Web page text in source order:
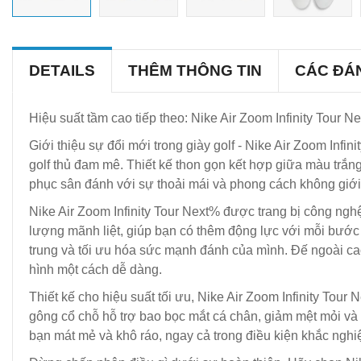
DETAILS THÊM THÔNG TIN CÁC
Hiệu suất tầm cao tiếp theo: Nike Air Zoom Infinity Tour
Giới thiệu sự đổi mới trong giày golf - Nike Air Zoom
golf thủ đam mê. Thiết kế thon gọn kết hợp giữa màu
phục sân đánh với sự thoải mái và phong cách không
Nike Air Zoom Infinity Tour Next% được trang bị công
lượng mãnh liệt, giúp bạn có thêm động lực với mỗi
trung và tối ưu hóa sức mạnh đánh của mình. Đế ngoài
hình một cách dễ dàng.
Thiết kế cho hiệu suất tối ưu, Nike Air Zoom Infinity Tour
gông cổ chỗ hỗ trợ bao bọc mắt cá chân, giảm mệt mỏi
bạn mát mẻ và khô ráo, ngay cả trong điều kiện khắc